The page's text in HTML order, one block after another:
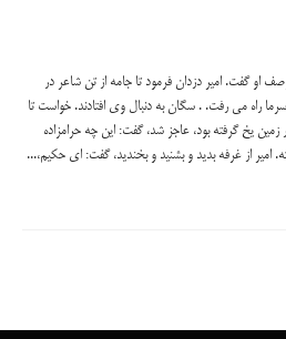
او گفت. امیر دزدان فرمود تا جامه از تن شاعر در
سرما راه می رفت. . سگان به دنبال وی افتادند. خواست تا
یخ گرفته بود، عاجز شد، گفت: این چه حرامزاده
امیر از غرفه بدید و بشنید و بخندید، گفت: ای حکیم،...